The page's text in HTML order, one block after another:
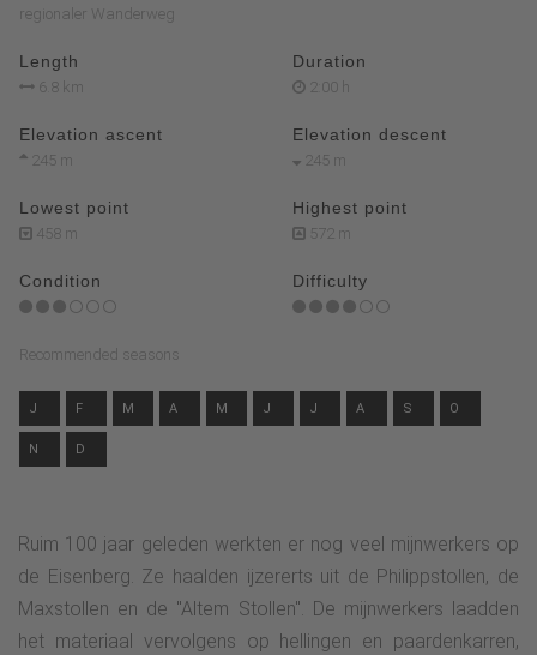
regionaler Wanderweg
Length
6.8 km
Duration
2:00 h
Elevation ascent
245 m
Elevation descent
245 m
Lowest point
458 m
Highest point
572 m
Condition Difficulty
Recommended seasons
J F M A M J J A S O
N D
Ruim 100 jaar geleden werkten er nog veel mijnwerkers op
de Eisenberg. Ze haalden ijzererts uit de Philippstollen, de
Maxstollen en de "Altem Stollen". De mijnwerkers laadden
het materiaal vervolgens op hellingen en paardenkarren,